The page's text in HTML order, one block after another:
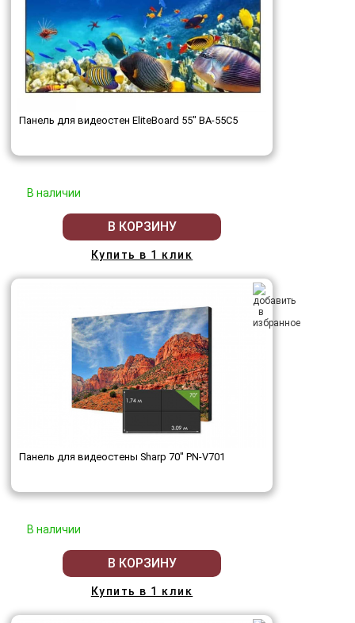
Панель для видеостен EliteBoard 55" BA-55C5
В наличии
В КОРЗИНУ
Купить в 1 клик
Панель для видеостены Sharp 70" PN-V701
В наличии
В КОРЗИНУ
Купить в 1 клик